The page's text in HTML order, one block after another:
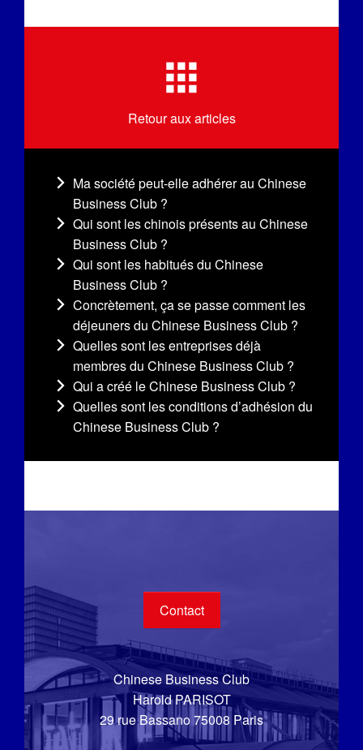
Retour aux articles
Ma société peut-elle adhérer au Chinese
Business Club ?
Qui sont les chinois présents au Chinese
Business Club ?
Qui sont les habitués du Chinese
Business Club ?
Concrètement, ça se passe comment les
déjeuners du Chinese Business Club ?
Quelles sont les entreprises déjà
membres du Chinese Business Club ?
Qui a créé le Chinese Business Club ?
Quelles sont les conditions d’adhésion du
Chinese Business Club ?
Contact
Chinese Business Club
Harold PARISOT
29 rue Bassano 75008 Paris